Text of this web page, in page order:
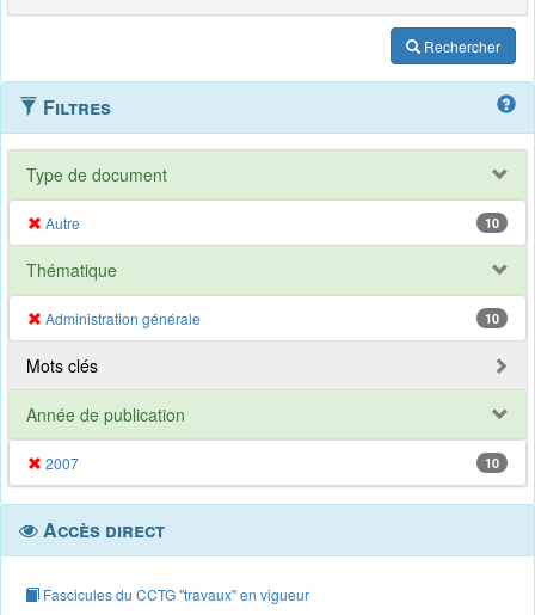
Rechercher
Filtres
Type de document
Autre 10
Thématique
Administration générale 10
Mots clés
Année de publication
2007 10
Accès direct
Fascicules du CCTG "travaux" en vigueur